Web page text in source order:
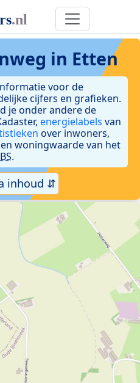
in Etten
voor de
cijfers en grafieken.
je onder andere de
energielabels van
over inwoners,
woningwaarde van het
.
inhoud ⇵